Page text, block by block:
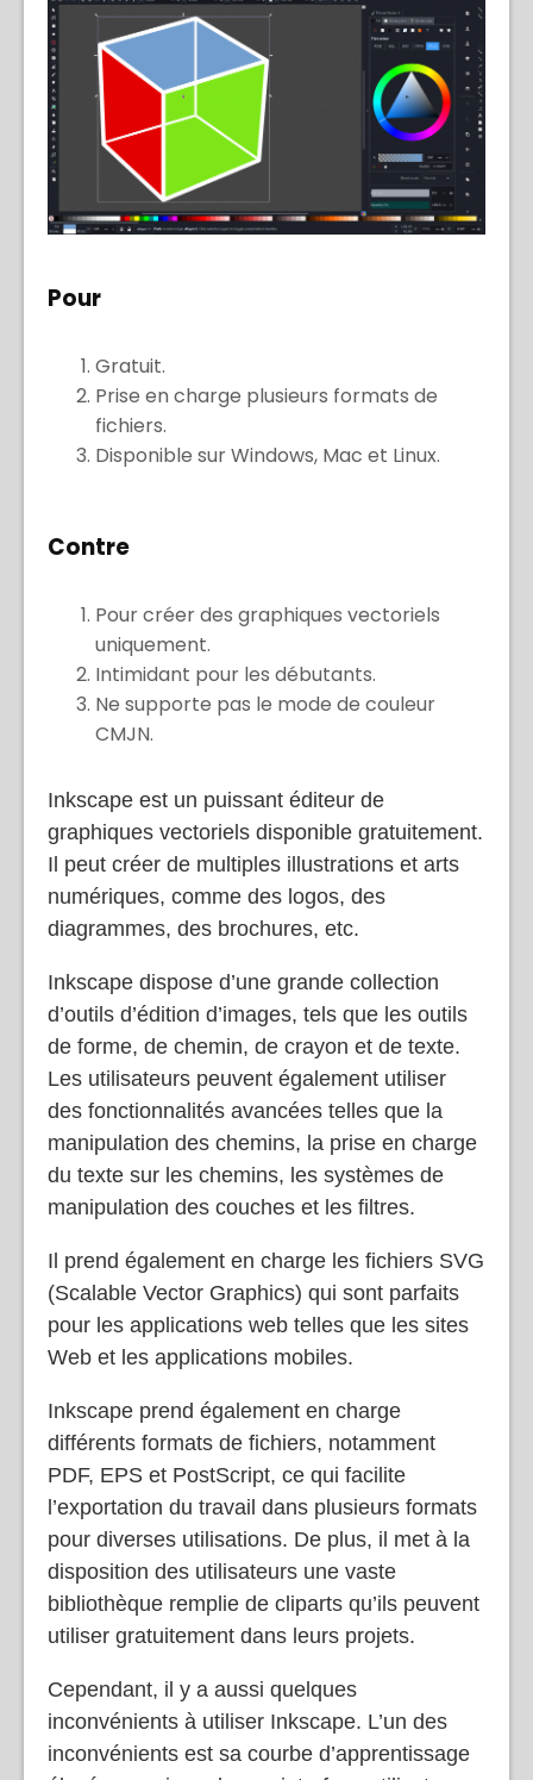
Gratuit.
Prise en charge plusieurs formats de
fichiers.
Pour créer des graphiques vectoriels
uniquement.
Intimidant pour les débutants.
Ne supporte pas le mode de couleur
Inkscape est un puissant éditeur de
graphiques vectoriels disponible gratuitement.
Il peut créer de multiples illustrations et arts
numériques, comme des logos, des
diagrammes, des brochures, etc.
Inkscape dispose d’une grande collection
d’outils d’édition d’images, tels que les outils
de forme, de chemin, de crayon et de texte.
Les utilisateurs peuvent également utiliser
des fonctionnalités avancées telles que la
manipulation des chemins, la prise en charge
du texte sur les chemins, les systèmes de
manipulation des couches et les filtres.
Il prend également en charge les fichiers SVG
(Scalable Vector Graphics) qui sont parfaits
pour les applications web telles que les sites
Web et les applications mobiles.
Inkscape prend également en charge
différents formats de fichiers, notamment
PDF, EPS et PostScript, ce qui facilite
l’exportation du travail dans plusieurs formats
pour diverses utilisations. De plus, il met à la
disposition des utilisateurs une vaste
bibliothèque remplie de cliparts qu’ils peuvent
utiliser gratuitement dans leurs projets.
Cependant, il y a aussi quelques
inconvénients à utiliser Inkscape. L’un des